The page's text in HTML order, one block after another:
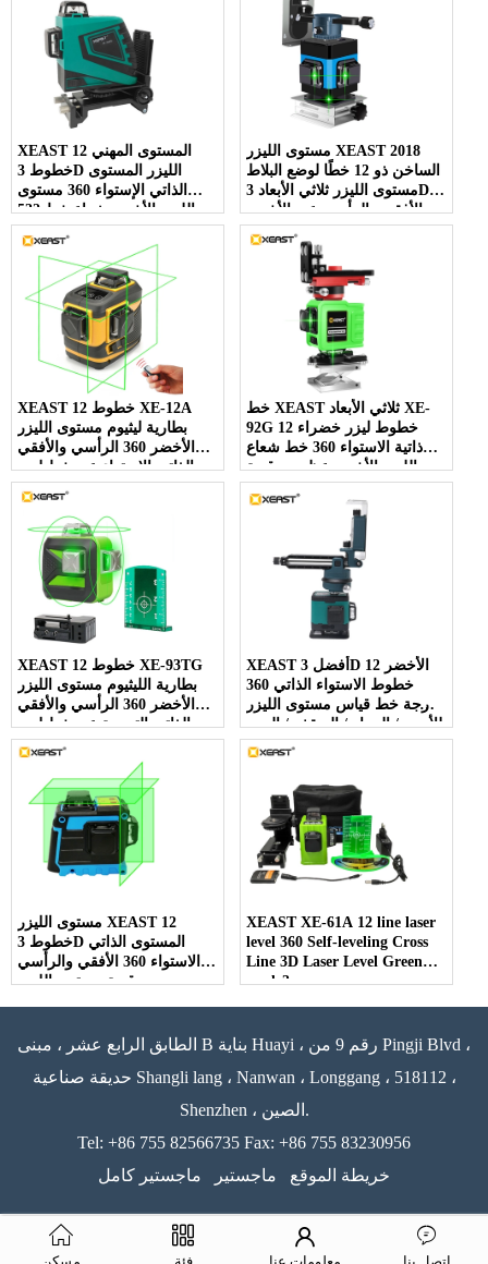
XEAST المستوى المهني 12
خطوط 3D الليزر المستوى
الذاتي الإستواء 360 مستوى
الليزر الأخضر شعاع خط 532nm
، 30 ميجا واط
مستوى الليزر XEAST 2018
الساخن ذو 12 خطًا لوضع البلاط
مستوى الليزر ثلاثي الأبعاد 3D
الأفقي والرأسي عبر الأخضر
XEAST 12 خطوط XE-12A
بطارية ليثيوم مستوى الليزر
الأخضر 360 الرأسي والأفقي
الذاتي الإستواء عبر خط ليزر
خط XEAST ثلاثي الأبعاد XE-
92G 12 خطوط ليزر خضراء
ذاتية الاستواء 360 خط شعاع
الليزر الأخضر عظمى وقوية
XEAST 12 خطوط XE-93TG
بطارية الليثيوم مستوى الليزر
الأخضر 360 الرأسي والأفقي
الذاتي التسوية عبر خط ليزر
مستوى 3D
XEAST أفضل 3D الأخضر 12
خطوط الاستواء الذاتي 360
درجة خط قياس مستوى الليزر
للأرض / الجدار / السقف / الدرج
الديكور
مستوى الليزر XEAST 12
خطوط 3D المستوى الذاتي
الاستواء 360 الأفقي والرأسي
سوبر قوية مستوى الليزر
XEAST XE-61A 12 line laser
level 360 Self-leveling Cross
Line 3D Laser Level Green
mode3
الطابق الرابع عشر ، مبنى B بناية Huayi ، رقم 9 من Pingji Blvd ،
حديقة صناعية Shangli lang ، Nanwan ، Longgang ، 518112 ،
Shenzhen ، الصين.
Tel: +86 755 82566735 Fax: +86 755 83230956
خريطة الموقع
ماجستير ماجستير كامل